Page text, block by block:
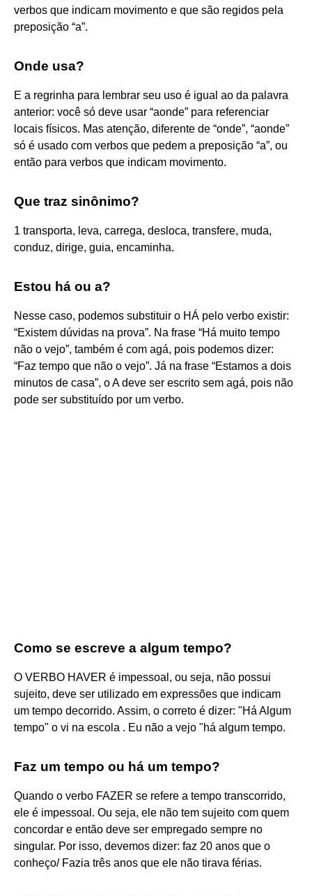
verbos que indicam movimento e que são regidos pela
preposição “a”.
Onde usa?
E a regrinha para lembrar seu uso é igual ao da palavra
anterior: você só deve usar “aonde” para referenciar
locais físicos. Mas atenção, diferente de “onde”, “aonde”
só é usado com verbos que pedem a preposição “a”, ou
então para verbos que indicam movimento.
Que traz sinônimo?
1 transporta, leva, carrega, desloca, transfere, muda,
conduz, dirige, guia, encaminha.
Estou há ou a?
Nesse caso, podemos substituir o HÁ pelo verbo existir:
“Existem dúvidas na prova”. Na frase “Há muito tempo
não o vejo”, também é com agá, pois podemos dizer:
“Faz tempo que não o vejo”. Já na frase “Estamos a dois
minutos de casa”, o A deve ser escrito sem agá, pois não
pode ser substituído por um verbo.
Como se escreve a algum tempo?
O VERBO HAVER é impessoal, ou seja, não possui
sujeito, deve ser utilizado em expressões que indicam
um tempo decorrido. Assim, o correto é dizer: "Há Algum
tempo" o vi na escola . Eu não a vejo "há algum tempo.
Faz um tempo ou há um tempo?
Quando o verbo FAZER se refere a tempo transcorrido,
ele é impessoal. Ou seja, ele não tem sujeito com quem
concordar e então deve ser empregado sempre no
singular. Por isso, devemos dizer: faz 20 anos que o
conheço/ Fazia três anos que ele não tirava férias.